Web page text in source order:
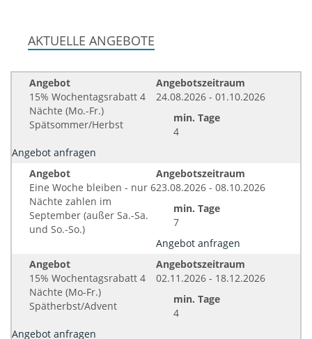
AKTUELLE ANGEBOTE
Angebot
15% Wochentagsrabatt 4
Nächte (Mo.-Fr.)
Spätsommer/Herbst
Angebotszeitraum
24.08.2026 - 01.10.2026
min. Tage
4
Angebot anfragen
Angebot
Eine Woche bleiben - nur 6
Nächte zahlen im
September (außer Sa.-Sa.
und So.-So.)
Angebotszeitraum
23.08.2026 - 08.10.2026
min. Tage
7
Angebot anfragen
Angebot
15% Wochentagsrabatt 4
Nächte (Mo-Fr.)
Spätherbst/Advent
Angebotszeitraum
02.11.2026 - 18.12.2026
min. Tage
4
Angebot anfragen